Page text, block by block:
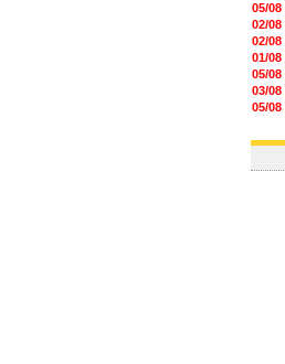
05/08
02/08
02/08
01/08
05/08
03/08
05/08
03/08